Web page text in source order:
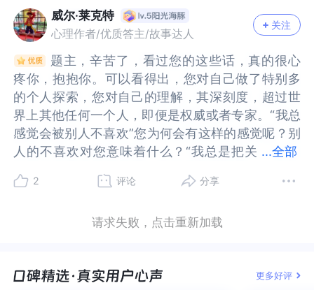
我的世界是危险的，我总是处于恐惧害怕一种，我
不敢向外探索，同时，我又是脆弱的，我承受不了
外界的压力。我害怕与外界发生冲突，与外界的任
何冲突都会动摇自我。
我几乎每天都处于匮乏忐忑的状态中，难以向他人
发出正向的反馈。这种状态下，我渴望别人的关
注、关心、回应，但又不敢主动，内心的匮乏状态
让我难以忍受拒绝和延时的满足。
别人夸我的时候，我的内心很抗拒。低自尊：内心
深处对自己的价值和能力评价较低，不相信自己值
得被夸赞，所以面对夸奖时会通过抗拒来保护自己
我要有不要惧怕任何人和事的能力。
显得那么真实，我不敢走出我内心的恐惧。
我的世界是危险的，我总是处于恐惧害怕一种，我
不敢向外探索，同时，我又是脆弱的，我承受不了
外界的压力。我害怕与外界发生冲突，与外界的任
何冲突都会动摇自我。
我几乎每天都处于匮乏忐忑的状态中，难以向他人
发出正向的反馈。这种状态下，我渴望别人的关
注、关心、回应，但又不敢主动，内心的匮乏状态
让我难以忍受拒绝和延时的满足。
别人夸我的时候，我的内心很抗拒。低自尊：内心
深处对自己的价值和能力评价较低，不相信自己值
得被夸赞，所以面对夸奖时会通过抗拒来保护自己
我要有不要惧怕任何人和事的能力。
显得那么真实，我不敢走出我内心的恐惧。
程有关。根据依恋理论，当一个婴儿来到这个世
界，没有被重要的养育者给到及时、准确的照料，
在早期很多需求没有得到及时的满足，比如渴了没
水喝，饿了没有奶喝，尿了没有及时被擦干净，想
要抱却没有人理，或者总是更换养育者等等，他就
会觉得这个世界是不安全的，是不值得被信任的，
进而发展出不安全的依恋类型，对他人，对这个世
界不够信任。而从埃里克森的人格发展八阶段理论
来看，也是这样的，埃里克森认为，在1.5岁以前，
是“信任感vs怀疑感”的冲突，当一个婴儿没有被很
好地照顾，就无法建立起对世界对他人的信任感，
的成长经历，问问你的家人，在你三岁之前尤其是
满足，我想，当你看到了这些，你会更加理解自
关。根据依恋理论，当一个婴儿来到这个世界，没
有被重要的养育者给到及时、准确的照料，在早期
很多需求没有得到及时的满足，比如渴了没水喝，
饿了没有奶喝，尿了没有及时被擦干净，想要抱却
没有人理，或者总是更换养育者等等，他就会觉得
这个世界是不安全的，是不值得被信任的，进而发
展出不安全的依恋类型，对他人，对这个世界不够
信任。而从埃里克森的人格发展八阶段理论来看，
也是这样的，埃里克森认为，在1.5岁以前，是“信任
感vs怀疑感”的冲突，当一个婴儿没有被很好地照
顾，就无法建立起对世界对他人的信任感，而是会
经历，问问你的家人，在你三岁之前尤其是一岁半
足，我想，当你看到了这些，你会更加理解自己，
威尔·莱克特
心理作者/优质答主/故事达人
关注
...全部
题主，辛苦了，看过您的这些话，真的很心
疼你，抱抱你。可以看得出，您对自己做了特别多
的个人探索，您对自己的理解，其深刻度，超过世
界上其他任何一个人，即便是权威或者专家。“我总
感觉会被别人不喜欢”您为何会有这样的感觉呢？别
人的不喜欢对您意味着什么？“我总是把关
系都不会这么坏。”这一点至关重要，也就是说，第
理性的认知，确保改变的根基。“如何改变我很糟糕
听下自己的内心。这种抗拒和忽视，一定在某个生
疼你，抱抱你。可以看得出，您对自己做了特别多
的个人探索，您对自己的理解，其深刻度，超过世
界上其他任何一个人，即便是权威或者专家。“我总
感觉会被别人不喜欢”您为何会有这样的感觉呢？别
人的不喜欢对您意味着什么？“我总是把关系或者负
这么坏。”这一点至关重要，也就是说，第一，您有
知，确保改变的根基。“如何改变我很糟糕的信念？
的内心。这种抗拒和忽视，一定在某个生命阶段，
2 评论 分享
请求失败，点击重新加载
更多好评